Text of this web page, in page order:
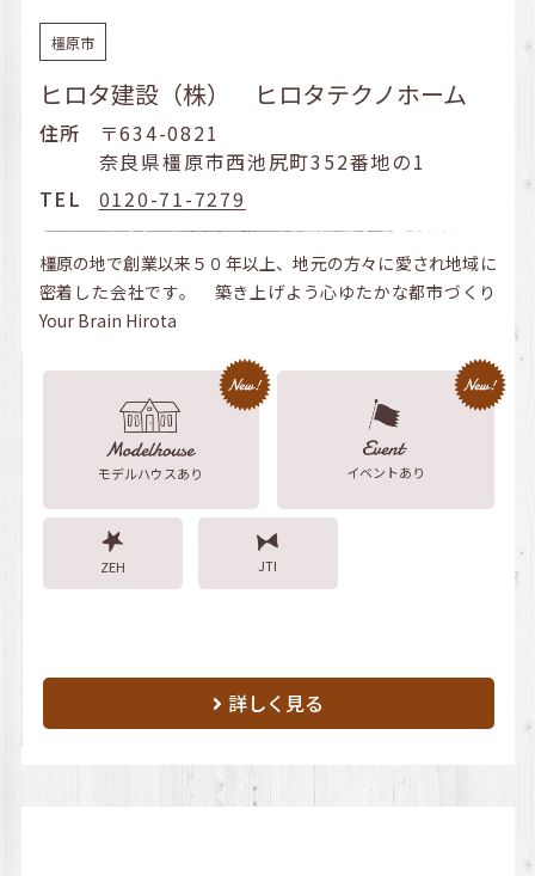
橿原市
ヒロタ建設（株） ヒロタテクノホーム
住所
〒634-0821
奈良県橿原市西池尻町352番地の1
TEL
0120-71-7279
橿原の地で創業以来５０年以上、地元の方々に愛され地域に
密着した会社です。 築き上げよう心ゆたかな都市づくり
Your Brain Hirota
モデルハウスあり イベントあり
ZEH JTI
詳しく見る